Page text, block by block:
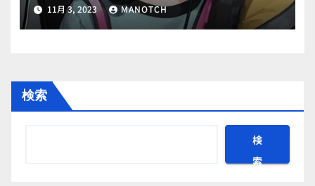
11月 3, 2023 MANOTCH
検索
検
索